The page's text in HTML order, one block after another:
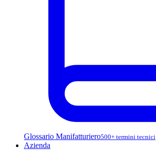
Glossario Manifatturiero500+ termini tecnici
Azienda